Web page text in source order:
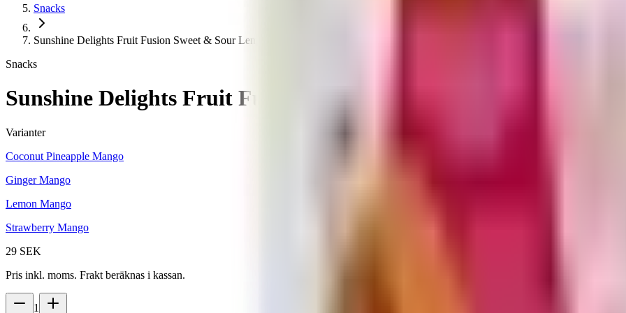
Snacks
Sunshine Delights Fruit Fusion Sweet & Sour Lemon Mango (100 g)
Snacks
Sunshine Delights Fruit Fusion Sweet & Sour Lemon Mango
Varianter
Coconut Pineapple Mango
Ginger Mango
Lemon Mango
Strawberry Mango
29 SEK
Pris inkl. moms. Frakt beräknas i kassan.
1